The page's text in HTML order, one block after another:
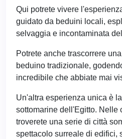
Qui potrete vivere
guidato da beduini locali,
selvaggia e incontaminata
Potrete anche trascorrere
beduino tradizionale,
incredibile che abbiate mai
Un'altra esperienza unica è
sottomarine dell'Egitto. Nelle
troverete una serie di città
spettacolo surreale di edifici,